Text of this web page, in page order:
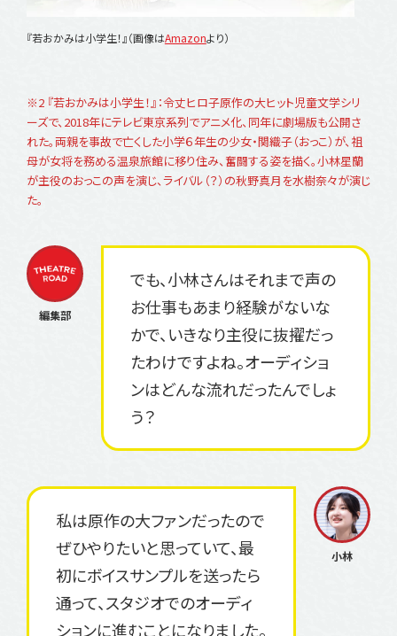
『若おかみは小学生！』（画像はAmazonより）
※2 『若おかみは小学生！』：令丈ヒロ子原作の大ヒット児童文学シリ
ーズで、2018年にテレビ東京系列でアニメ化、同年に劇場版も公開さ
れた。両親を事故で亡くした小学６年生の少女・関織子（おっこ）が、祖
母が女将を務める温泉旅館に移り住み、奮闘する姿を描く。小林星蘭
が主役のおっこの声を演じ、ライバル（？）の秋野真月を水樹奈々が演じ
た。
でも、小林さんはそれまで声の
お仕事もあまり経験がないな
かで、いきなり主役に抜擢だっ
たわけですよね。オーディショ
ンはどんな流れだったんでしょ
う？
私は原作の大ファンだったので
ぜひやりたいと思っていて、最
初にボイスサンプルを送ったら
通って、スタジオでのオーディ
ションに進むことになりました。